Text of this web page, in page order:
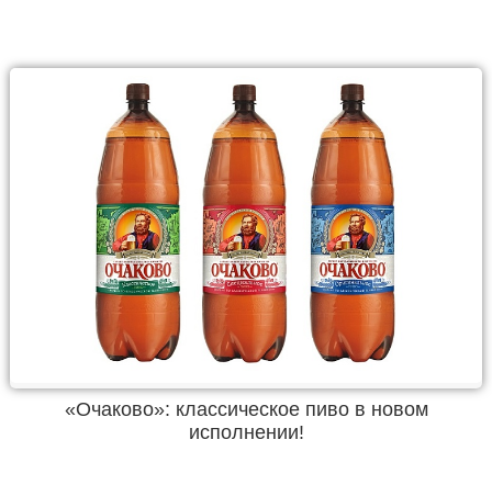
«Очаково»: классическое пиво в новом
исполнении!